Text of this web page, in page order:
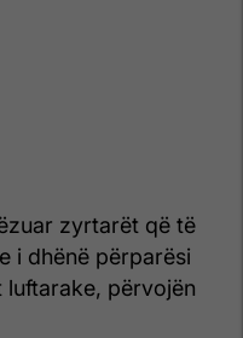
zyrtarët që të
i dhënë përparësi
përvojën